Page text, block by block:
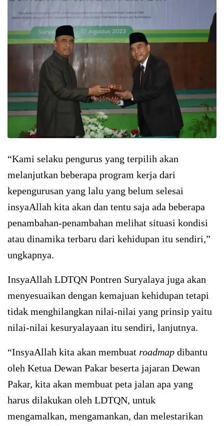
“Kami selaku pengurus yang terpilih akan
melanjutkan beberapa program kerja dari
kepengurusan yang lalu yang belum selesai
insyaAllah kita akan dan tentu saja ada beberapa
penambahan-penambahan melihat situasi kondisi
atau dinamika terbaru dari kehidupan itu sendiri,”
ungkapnya.
InsyaAllah LDTQN Pontren Suryalaya juga akan
menyesuaikan dengan kemajuan kehidupan tetapi
tidak menghilangkan nilai-nilai yang prinsip yaitu
nilai-nilai kesuryalayaan itu sendiri, lanjutnya.
“InsyaAllah kita akan membuat roadmap dibantu
oleh Ketua Dewan Pakar beserta jajaran Dewan
Pakar, kita akan membuat peta jalan apa yang
harus dilakukan oleh LDTQN, untuk
mengamalkan, mengamankan, dan melestarikan